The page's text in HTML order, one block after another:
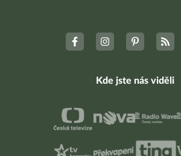
Kde jste nás viděli